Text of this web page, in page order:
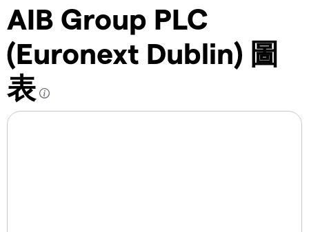
AIB Group PLC
(Euronext Dublin) 圖
表